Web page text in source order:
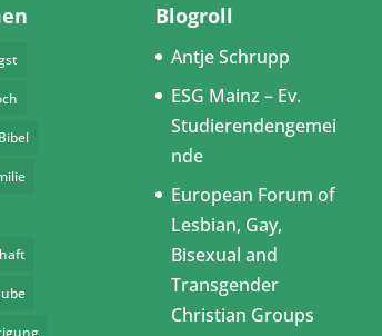
Blogroll
Antje Schrupp
ESG Mainz – Ev.
Studierendengemei
nde
European Forum of
Lesbian, Gay,
Bisexual and
Transgender
Christian Groups